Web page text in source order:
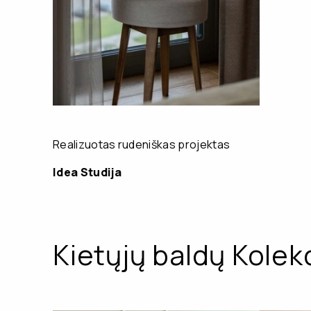
Realizuotas rudeniškas projektas
Idea Studija
Kietųjų baldų